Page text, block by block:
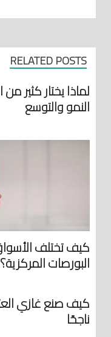
RELATED POSTS
لماذا يختار كثير
النمو والتوسع
البورصات المركزية؟
كيف صنع غازي
ناجحًا